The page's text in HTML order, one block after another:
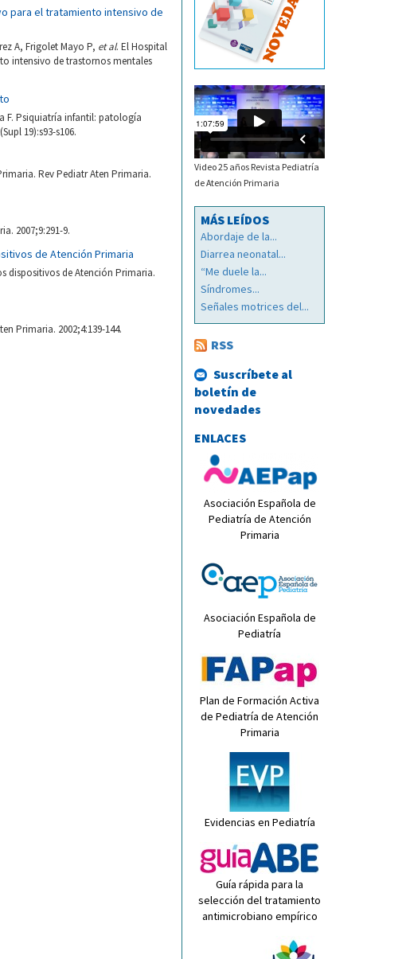
para el tratamiento intensivo de
A, Frigolet Mayo P, et al. El Hospital
intensivo de trastornos mentales
F. Psiquiatría infantil: patología
19):s93-s106.
Rev Pediatr Aten Primaria.
2007;9:291-9.
de Atención Primaria
dispositivos de Atención Primaria.
Primaria. 2002;4:139-144.
Video 25 años Revista Pediatría
de Atención Primaria
MÁS LEÍDOS
Abordaje de la...
Diarrea neonatal...
“Me duele la...
Síndromes...
Señales motrices del...
RSS
Suscríbete al
boletín de
novedades
ENLACES
Asociación Española de
Pediatría de Atención
Primaria
Asociación Española de
Pediatría
Plan de Formación Activa
de Pediatría de Atención
Primaria
Evidencias en Pediatría
Guía rápida para la
selección del tratamiento
antimicrobiano empírico